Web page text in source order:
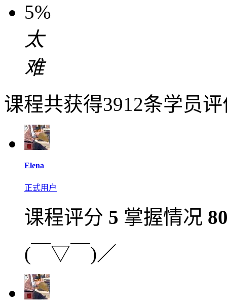
5%
太
难
课程共获得3912条学员
Elena
正式用户
课程评分 5 掌握情况
(￣▽￣)／